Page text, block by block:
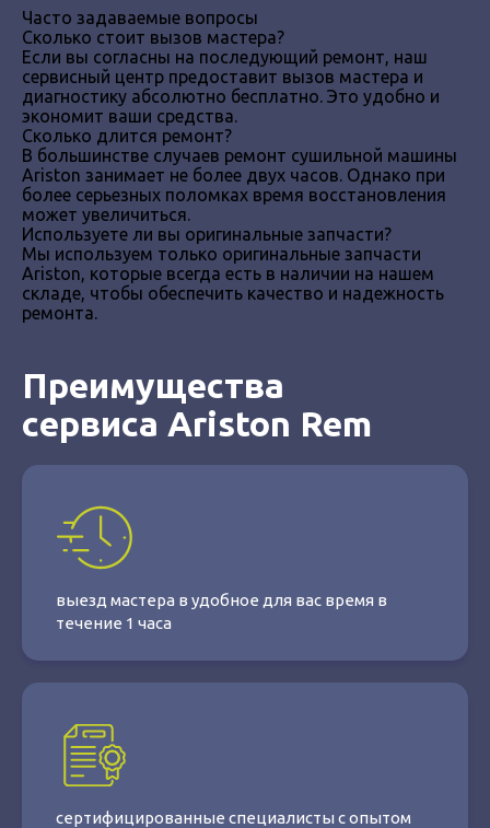
Часто задаваемые вопросы
Сколько стоит вызов мастера?
Если вы согласны на последующий ремонт, наш
сервисный центр предоставит вызов мастера и
диагностику абсолютно бесплатно. Это удобно и
экономит ваши средства.
Сколько длится ремонт?
В большинстве случаев ремонт сушильной машины
Ariston занимает не более двух часов. Однако при
более серьезных поломках время восстановления
может увеличиться.
Используете ли вы оригинальные запчасти?
Мы используем только оригинальные запчасти
Ariston, которые всегда есть в наличии на нашем
складе, чтобы обеспечить качество и надежность
ремонта.
Преимущества
сервиса Ariston Rem
выезд мастера в удобное для вас время в
течение 1 часа
сертифицированные специалисты с опытом